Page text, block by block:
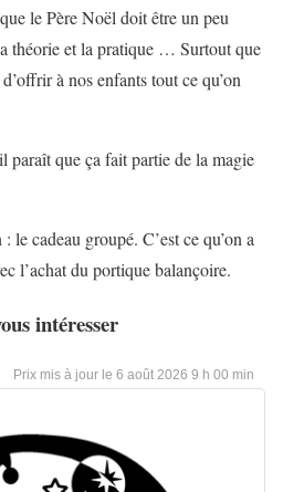
le Père Noël doit être un peu
théorie et la pratique … Surtout que
à nos enfants tout ce qu’on
paraît que ça fait partie de la magie
cadeau groupé. C’est ce qu’on a
l’achat du portique balançoire.
intéresser
6 août 2026 9 h 00 min